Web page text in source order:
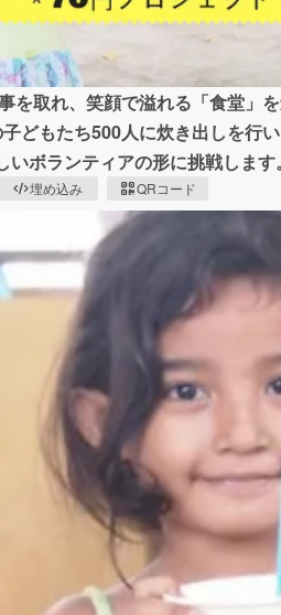
を取れ、笑顔で溢れる「食堂」
どもたち500人に炊き出しを行
ボランティアの形に挑戦します。
埋め込み QRコード